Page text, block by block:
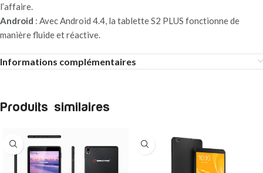
l’affaire.
Android : Avec Android 4.4, la tablette S2 PLUS fonctionne de
manière fluide et réactive.
Informations complémentaires
Produits similaires